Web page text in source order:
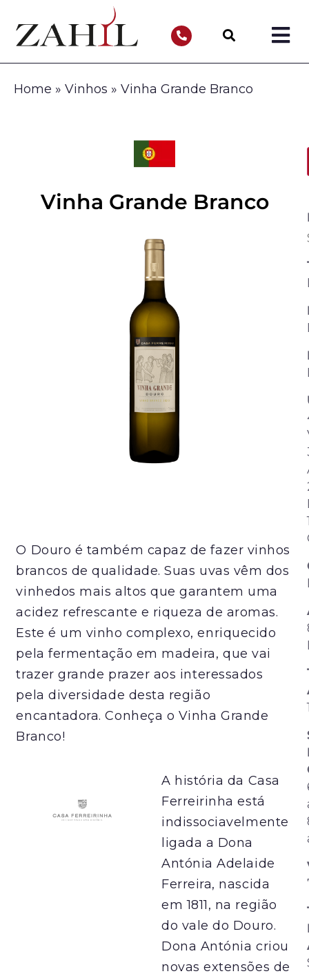
Home » Vinhos » Vinha Grande Branco
Vinha Grande Branco
O Douro é também capaz de fazer vinhos
brancos de qualidade. Suas uvas vêm dos
vinhedos mais altos que garantem uma
acidez refrescante e riqueza de aromas.
Este é um vinho complexo, enriquecido
pela fermentação em madeira, que vai
trazer grande prazer aos interessados
pela diversidade desta região
encantadora. Conheça o Vinha Grande
Branco!
A história da Casa
Ferreirinha está
indissociavelmente
ligada a Dona
Antónia Adelaide
Ferreira, nascida
em 1811, na região
do vale do Douro.
Dona Antónia criou
novas extensões de